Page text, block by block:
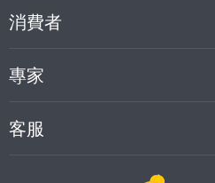
消費者
專家
客服